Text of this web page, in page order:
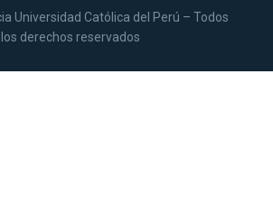
Universidad Católica del Perú – Todos
los derechos reservados